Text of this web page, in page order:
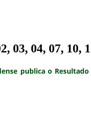
03, 04, 07, 10,
publica o